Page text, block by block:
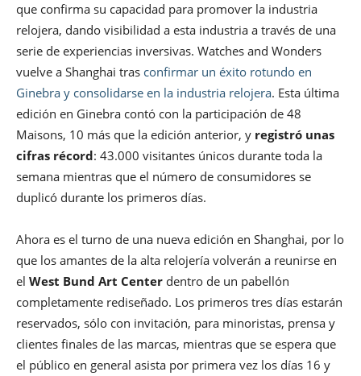
que confirma su capacidad para promover la industria
relojera, dando visibilidad a esta industria a través de una
serie de experiencias inversivas. Watches and Wonders
vuelve a Shanghai tras confirmar un éxito rotundo en
Ginebra y consolidarse en la industria relojera. Esta última
edición en Ginebra contó con la participación de 48
Maisons, 10 más que la edición anterior, y registró unas
cifras récord: 43.000 visitantes únicos durante toda la
semana mientras que el número de consumidores se
duplicó durante los primeros días.
Ahora es el turno de una nueva edición en Shanghai, por lo
que los amantes de la alta relojería volverán a reunirse en
el West Bund Art Center dentro de un pabellón
completamente rediseñado. Los primeros tres días estarán
reservados, sólo con invitación, para minoristas, prensa y
clientes finales de las marcas, mientras que se espera que
el público en general asista por primera vez los días 16 y